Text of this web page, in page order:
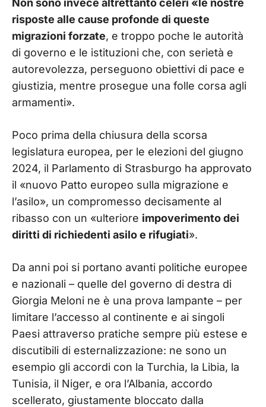
Non sono invece altrettanto celeri «le nostre
risposte alle cause profonde di queste
migrazioni forzate, e troppo poche le autorità
di governo e le istituzioni che, con serietà e
autorevolezza, perseguono obiettivi di pace e
giustizia, mentre prosegue una folle corsa agli
armamenti».
Poco prima della chiusura della scorsa
legislatura europea, per le elezioni del giugno
2024, il Parlamento di Strasburgo ha approvato
il «nuovo Patto europeo sulla migrazione e
l’asilo», un compromesso decisamente al
ribasso con un «ulteriore impoverimento dei
diritti di richiedenti asilo e rifugiati».
Da anni poi si portano avanti politiche europee
e nazionali – quelle del governo di destra di
Giorgia Meloni ne è una prova lampante – per
limitare l’accesso al continente e ai singoli
Paesi attraverso pratiche sempre più estese e
discutibili di esternalizzazione: ne sono un
esempio gli accordi con la Turchia, la Libia, la
Tunisia, il Niger, e ora l’Albania, accordo
scellerato, giustamente bloccato dalla